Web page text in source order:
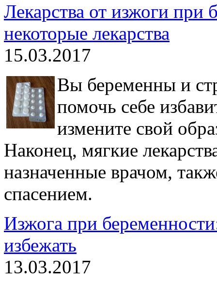
Лекарства от изжоги при
некоторые лекарства
15.03.2017
Вы беременны и
помочь себе
измените свой
Наконец, мягкие
назначенные врачом,
спасением.
Изжога при
избежать
13.03.2017